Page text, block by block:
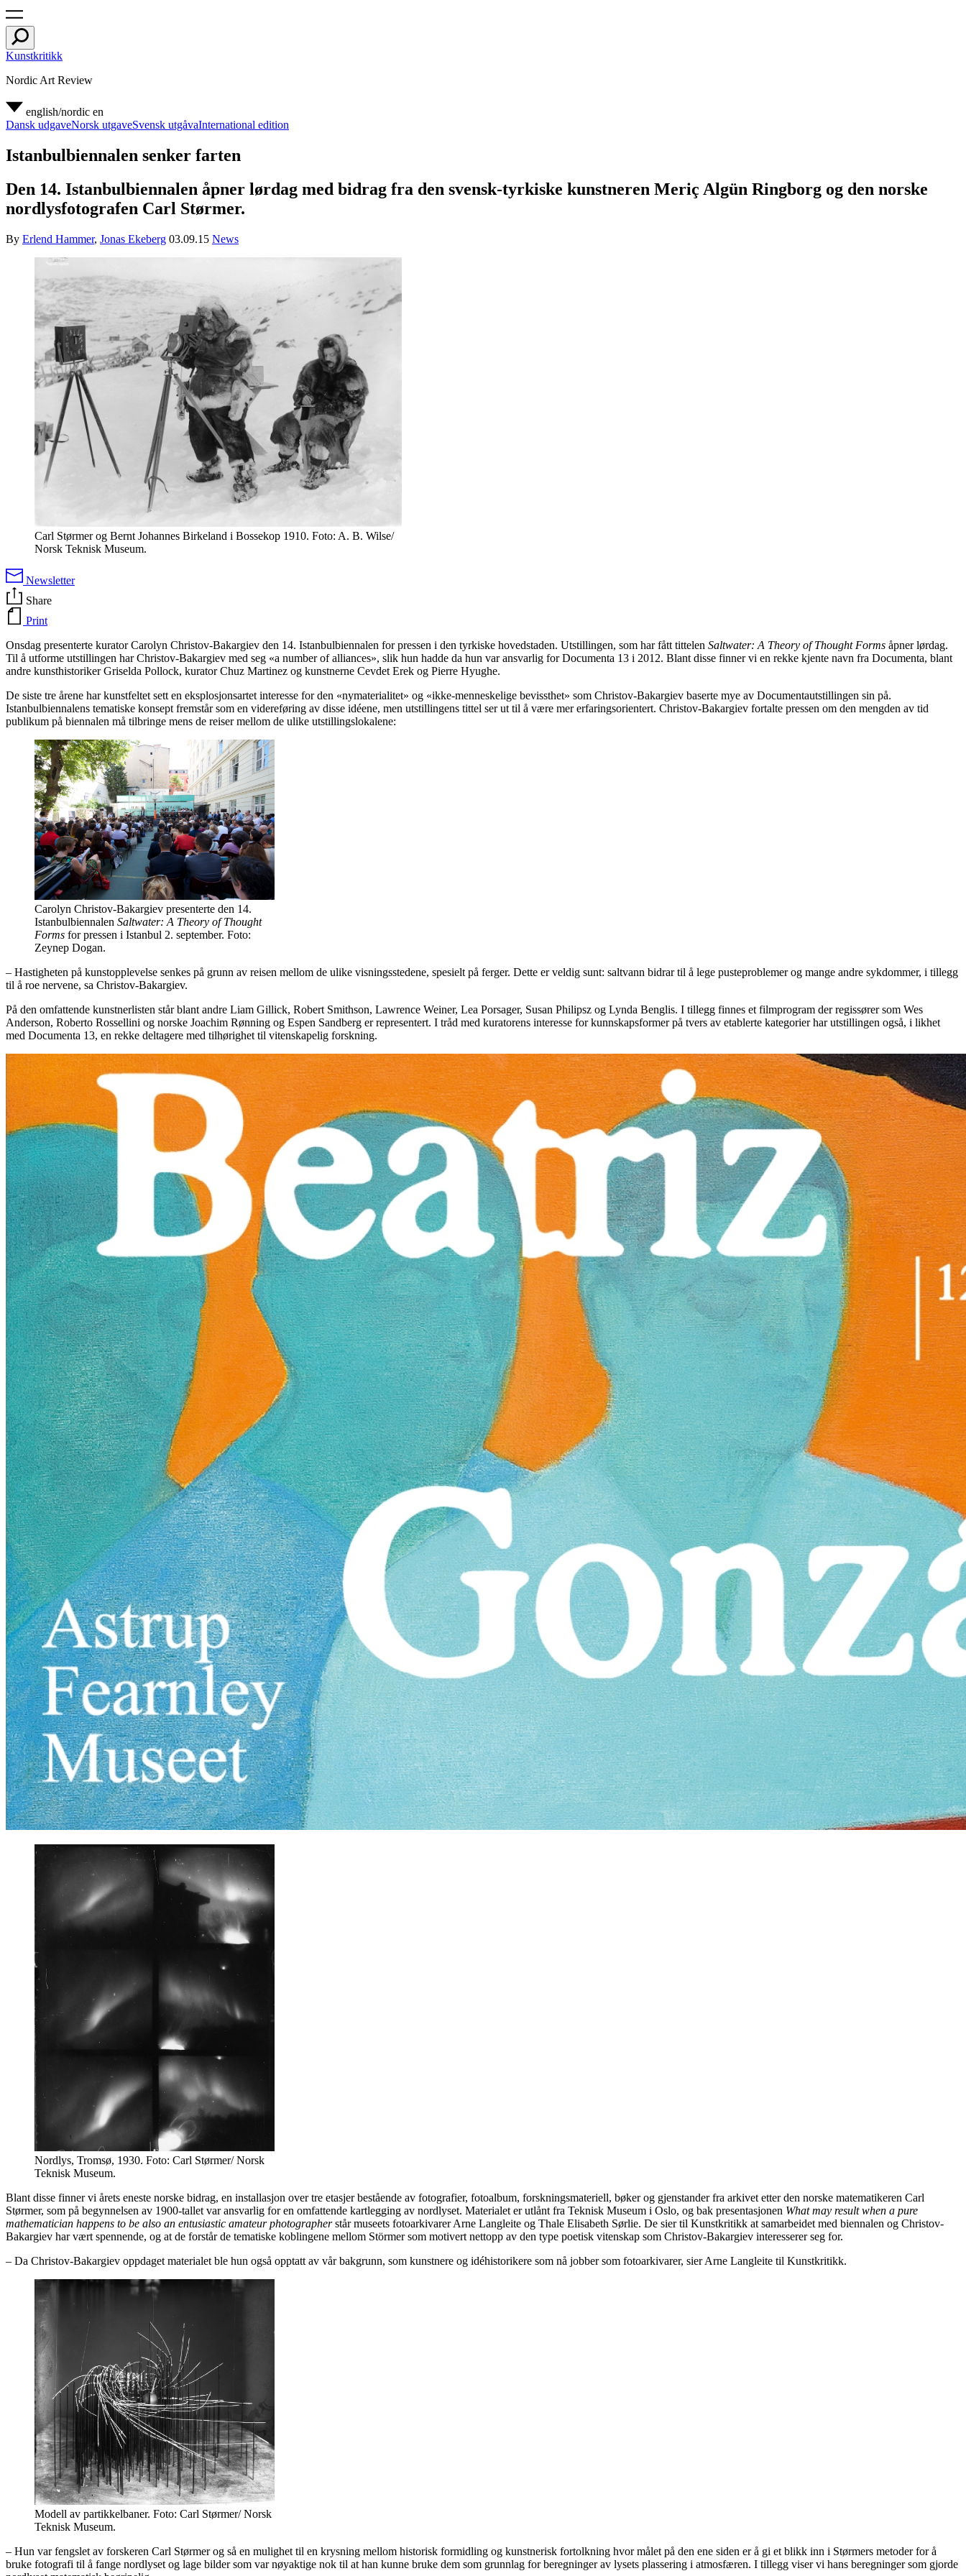
Kunstkritikk
Nordic Art Review
english/nordic en
Dansk udgaveNorsk utgaveSvensk utgåvaInternational edition
Istanbulbiennalen senker farten
Den 14. Istanbulbiennalen åpner lørdag med bidrag fra den svensk-tyrkiske kunstneren Meriç Algün Ringborg og den norske
nordlysfotografen Carl Størmer.
By Erlend Hammer, Jonas Ekeberg 03.09.15 News
Carl Størmer og Bernt Johannes Birkeland i Bossekop 1910. Foto: A. B. Wilse/
Norsk Teknisk Museum.
Newsletter
Share
Print
Onsdag presenterte kurator Carolyn Christov-Bakargiev den 14. Istanbulbiennalen for pressen i den tyrkiske hovedstaden. Utstillingen, som har fått tittelen Saltwater: A Theory of Thought Forms åpner lørdag.
Til å utforme utstillingen har Christov-Bakargiev med seg «a number of alliances», slik hun hadde da hun var ansvarlig for Documenta 13 i 2012. Blant disse finner vi en rekke kjente navn fra Documenta, blant
andre kunsthistoriker Griselda Pollock, kurator Chuz Martinez og kunstnerne Cevdet Erek og Pierre Hyughe.
De siste tre årene har kunstfeltet sett en eksplosjonsartet interesse for den «nymaterialitet» og «ikke-menneskelige bevissthet» som Christov-Bakargiev baserte mye av Documentautstillingen sin på.
Istanbulbiennalens tematiske konsept fremstår som en videreføring av disse idéene, men utstillingens tittel ser ut til å være mer erfaringsorientert. Christov-Bakargiev fortalte pressen om den mengden av tid
publikum på biennalen må tilbringe mens de reiser mellom de ulike utstillingslokalene:
Carolyn Christov-Bakargiev presenterte den 14.
Istanbulbiennalen Saltwater: A Theory of Thought
Forms for pressen i Istanbul 2. september. Foto:
Zeynep Dogan.
– Hastigheten på kunstopplevelse senkes på grunn av reisen mellom de ulike visningsstedene, spesielt på ferger. Dette er veldig sunt: saltvann bidrar til å lege pusteproblemer og mange andre sykdommer, i tillegg
til å roe nervene, sa Christov-Bakargiev.
På den omfattende kunstnerlisten står blant andre Liam Gillick, Robert Smithson, Lawrence Weiner, Lea Porsager, Susan Philipsz og Lynda Benglis. I tillegg finnes et filmprogram der regissører som Wes
Anderson, Roberto Rossellini og norske Joachim Rønning og Espen Sandberg er representert. I tråd med kuratorens interesse for kunnskapsformer på tvers av etablerte kategorier har utstillingen også, i likhet
med Documenta 13, en rekke deltagere med tilhørighet til vitenskapelig forskning.
Nordlys, Tromsø, 1930. Foto: Carl Størmer/ Norsk
Teknisk Museum.
Blant disse finner vi årets eneste norske bidrag, en installasjon over tre etasjer bestående av fotografier, fotoalbum, forskningsmateriell, bøker og gjenstander fra arkivet etter den norske matematikeren Carl
Størmer, som på begynnelsen av 1900-tallet var ansvarlig for en omfattende kartlegging av nordlyset. Materialet er utlånt fra Teknisk Museum i Oslo, og bak presentasjonen What may result when a pure
mathematician happens to be also an entusiastic amateur photographerstår museets fotoarkivarer Arne Langleite og Thale Elisabeth Sørlie. De sier til Kunstkritikk at samarbeidet med biennalen og Christov-
Bakargiev har vært spennende, og at de forstår de tematiske koblingene mellom Störmer som motivert nettopp av den type poetisk vitenskap som Christov-Bakargiev interesserer seg for.
– Da Christov-Bakargiev oppdaget materialet ble hun også opptatt av vår bakgrunn, som kunstnere og idéhistorikere som nå jobber som fotoarkivarer, sier Arne Langleite til Kunstkritikk.
Modell av partikkelbaner. Foto: Carl Størmer/ Norsk
Teknisk Museum.
– Hun var fengslet av forskeren Carl Størmer og så en mulighet til en krysning mellom historisk formidling og kunstnerisk fortolkning hvor målet på den ene siden er å gi et blikk inn i Størmers metoder for å
bruke fotografi til å fange nordlyset og lage bilder som var nøyaktige nok til at han kunne bruke dem som grunnlag for beregninger av lysets plassering i atmosfæren. I tillegg viser vi hans beregninger som gjorde